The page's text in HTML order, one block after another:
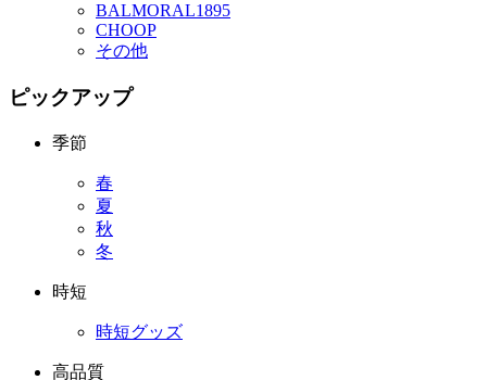
BALMORAL1895
CHOOP
その他
ピックアップ
季節
春
夏
秋
冬
時短
時短グッズ
高品質